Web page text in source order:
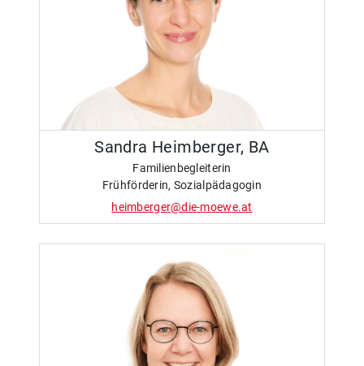
Sandra Heimberger, BA
Familienbegleiterin
Frühförderin, Sozialpädagogin
heimberger@die-moewe.at